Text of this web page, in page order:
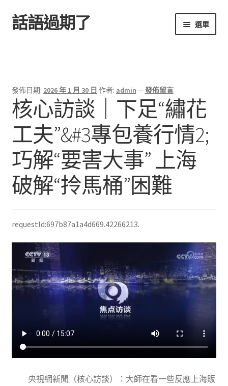
跳
至
跳
至
話語過期了 選單
發佈日期: 2026 年 1 月 30 日 作者: admin —發佈留言
核心訪談｜下足“繡花
工夫”&#3專包養行情2;
巧解“要害大事” 上海
破解“拎馬桶”困難
requestId:697b87a1a4d669.42266213.
央視網新聞（核心訪談）：大師在看一些反應上海販